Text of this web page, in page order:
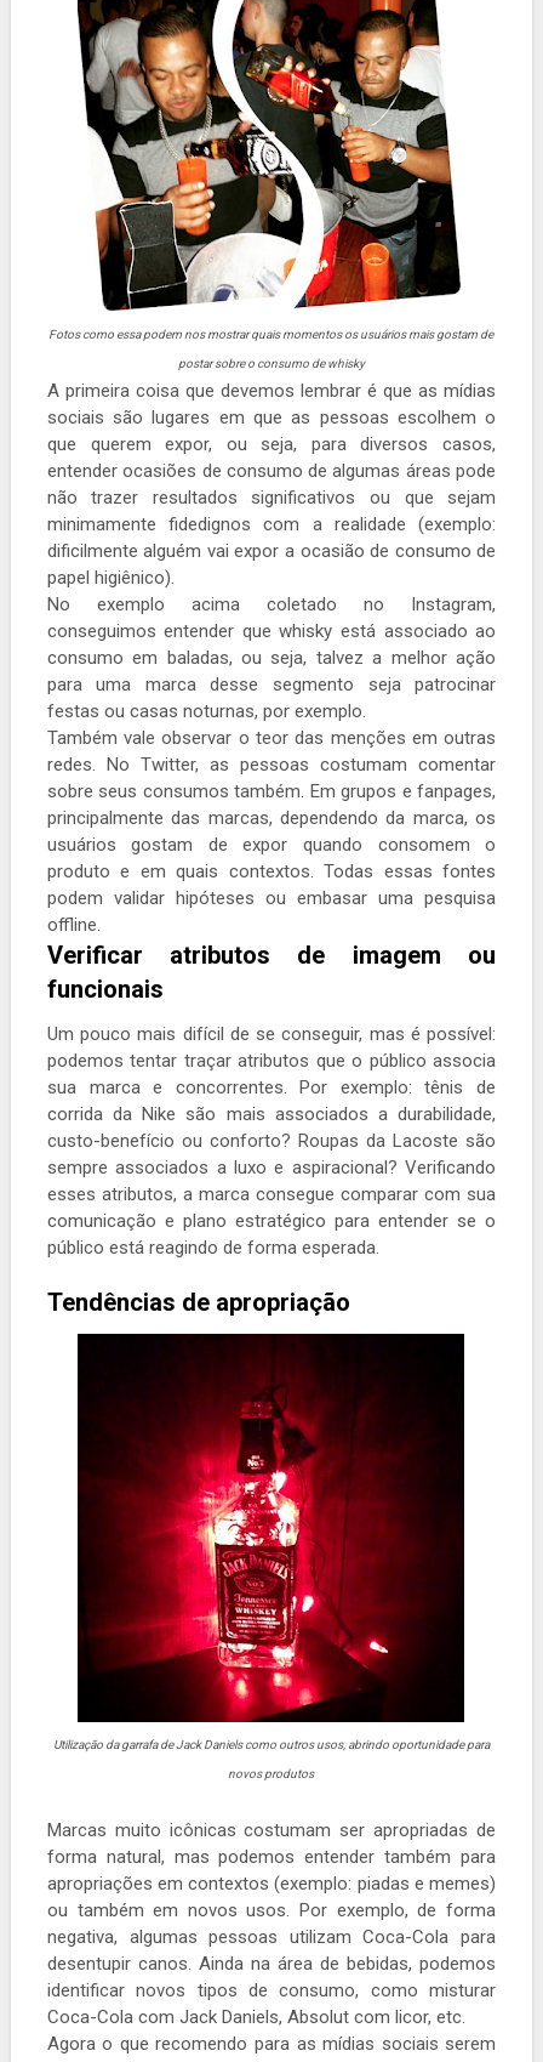
Fotos como essa podem nos mostrar quais momentos os usuários mais gostam de
postar sobre o consumo de whisky
A primeira coisa que devemos lembrar é que as mídias
sociais são lugares em que as pessoas escolhem o
que querem expor, ou seja, para diversos casos,
entender ocasiões de consumo de algumas áreas pode
não trazer resultados significativos ou que sejam
minimamente fidedignos com a realidade (exemplo:
dificilmente alguém vai expor a ocasião de consumo de
papel higiênico).
No exemplo acima coletado no Instagram,
conseguimos entender que whisky está associado ao
consumo em baladas, ou seja, talvez a melhor ação
para uma marca desse segmento seja patrocinar
festas ou casas noturnas, por exemplo.
Também vale observar o teor das menções em outras
redes. No Twitter, as pessoas costumam comentar
sobre seus consumos também. Em grupos e fanpages,
principalmente das marcas, dependendo da marca, os
usuários gostam de expor quando consomem o
produto e em quais contextos. Todas essas fontes
podem validar hipóteses ou embasar uma pesquisa
offline.
Verificar atributos de imagem ou
funcionais
Um pouco mais difícil de se conseguir, mas é possível:
podemos tentar traçar atributos que o público associa
sua marca e concorrentes. Por exemplo: tênis de
corrida da Nike são mais associados a durabilidade,
custo-benefício ou conforto? Roupas da Lacoste são
sempre associados a luxo e aspiracional? Verificando
esses atributos, a marca consegue comparar com sua
comunicação e plano estratégico para entender se o
público está reagindo de forma esperada.
Tendências de apropriação
Utilização da garrafa de Jack Daniels como outros usos, abrindo oportunidade para
novos produtos
Marcas muito icônicas costumam ser apropriadas de
forma natural, mas podemos entender também para
apropriações em contextos (exemplo: piadas e memes)
ou também em novos usos. Por exemplo, de forma
negativa, algumas pessoas utilizam Coca-Cola para
desentupir canos. Ainda na área de bebidas, podemos
identificar novos tipos de consumo, como misturar
Coca-Cola com Jack Daniels, Absolut com licor, etc.
Agora o que recomendo para as mídias sociais serem